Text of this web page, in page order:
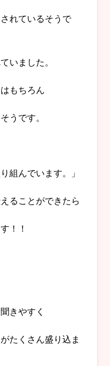
れているそうで
いました。
もちろん
うです。
組んでいます。」
ることができたら
！！
きやすく
たくさん盛り込ま